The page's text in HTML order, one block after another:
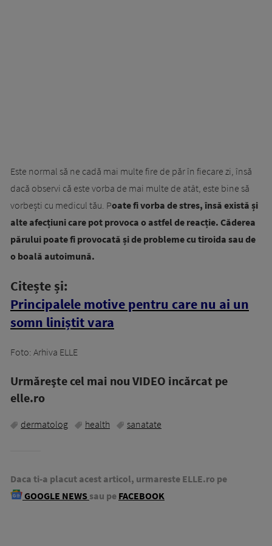
Este normal să ne cadă mai multe fire de păr în fiecare zi, însă
dacă observi că este vorba de mai multe de atât, este bine să
vorbești cu medicul tău. Poate fi vorba de stres, însă există și
alte afecțiuni care pot provoca o astfel de reacție. Căderea
părului poate fi provocată și de probleme cu tiroida sau de
o boală autoimună.
Citește și:
Principalele motive pentru care nu ai un
somn liniștit vara
Foto: Arhiva ELLE
Urmăreşte cel mai nou VIDEO incărcat pe
elle.ro
dermatolog health sanatate
Daca ti-a placut acest articol, urmareste ELLE.ro pe
GOOGLE NEWS sau pe FACEBOOK